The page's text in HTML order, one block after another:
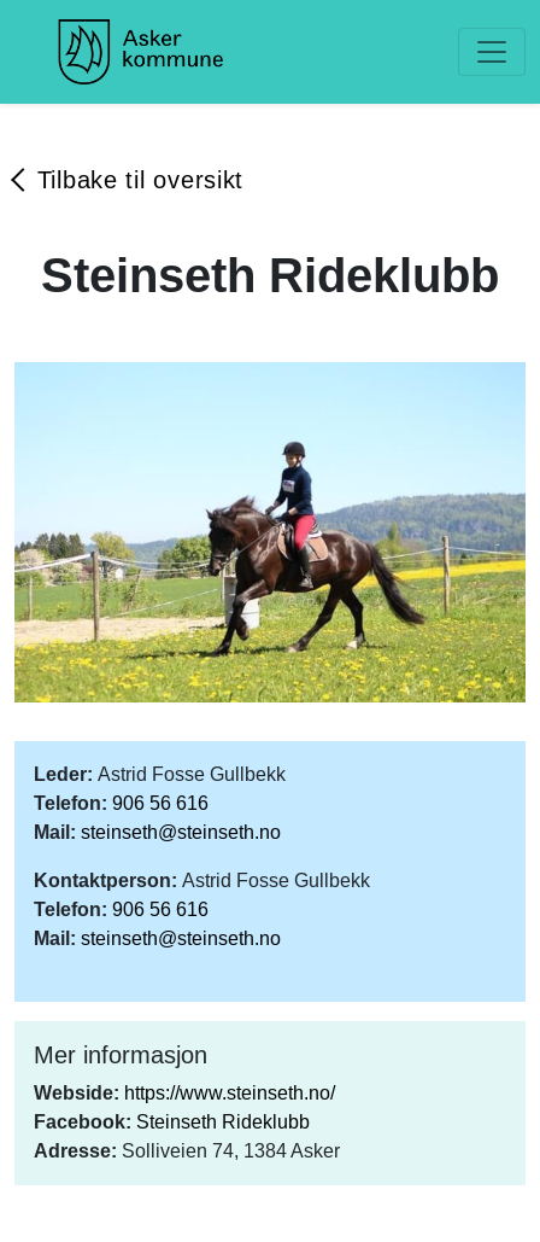
Tilbake til oversikt
Steinseth Rideklubb
Leder: Astrid Fosse Gullbekk
Telefon: 906 56 616
Mail: steinseth@steinseth.no
Kontaktperson: Astrid Fosse Gullbekk
Telefon: 906 56 616
Mail: steinseth@steinseth.no
Mer informasjon
Webside: https://www.steinseth.no/
Facebook: Steinseth Rideklubb
Adresse: Solliveien 74, 1384 Asker